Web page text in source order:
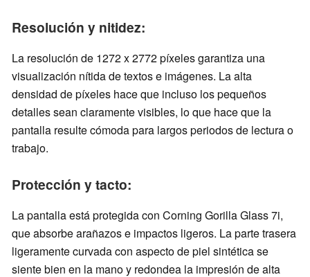
Resolución y nitidez:
La resolución de 1272 x 2772 píxeles garantiza una
visualización nítida de textos e imágenes. La alta
densidad de píxeles hace que incluso los pequeños
detalles sean claramente visibles, lo que hace que la
pantalla resulte cómoda para largos periodos de lectura o
trabajo.
Protección y tacto:
La pantalla está protegida con Corning Gorilla Glass 7i,
que absorbe arañazos e impactos ligeros. La parte trasera
ligeramente curvada con aspecto de piel sintética se
siente bien en la mano y redondea la impresión de alta